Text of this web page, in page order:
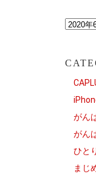
がん
がん
ひと
まじ